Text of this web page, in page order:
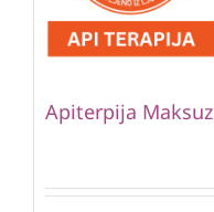
Apiterpija Maksuz